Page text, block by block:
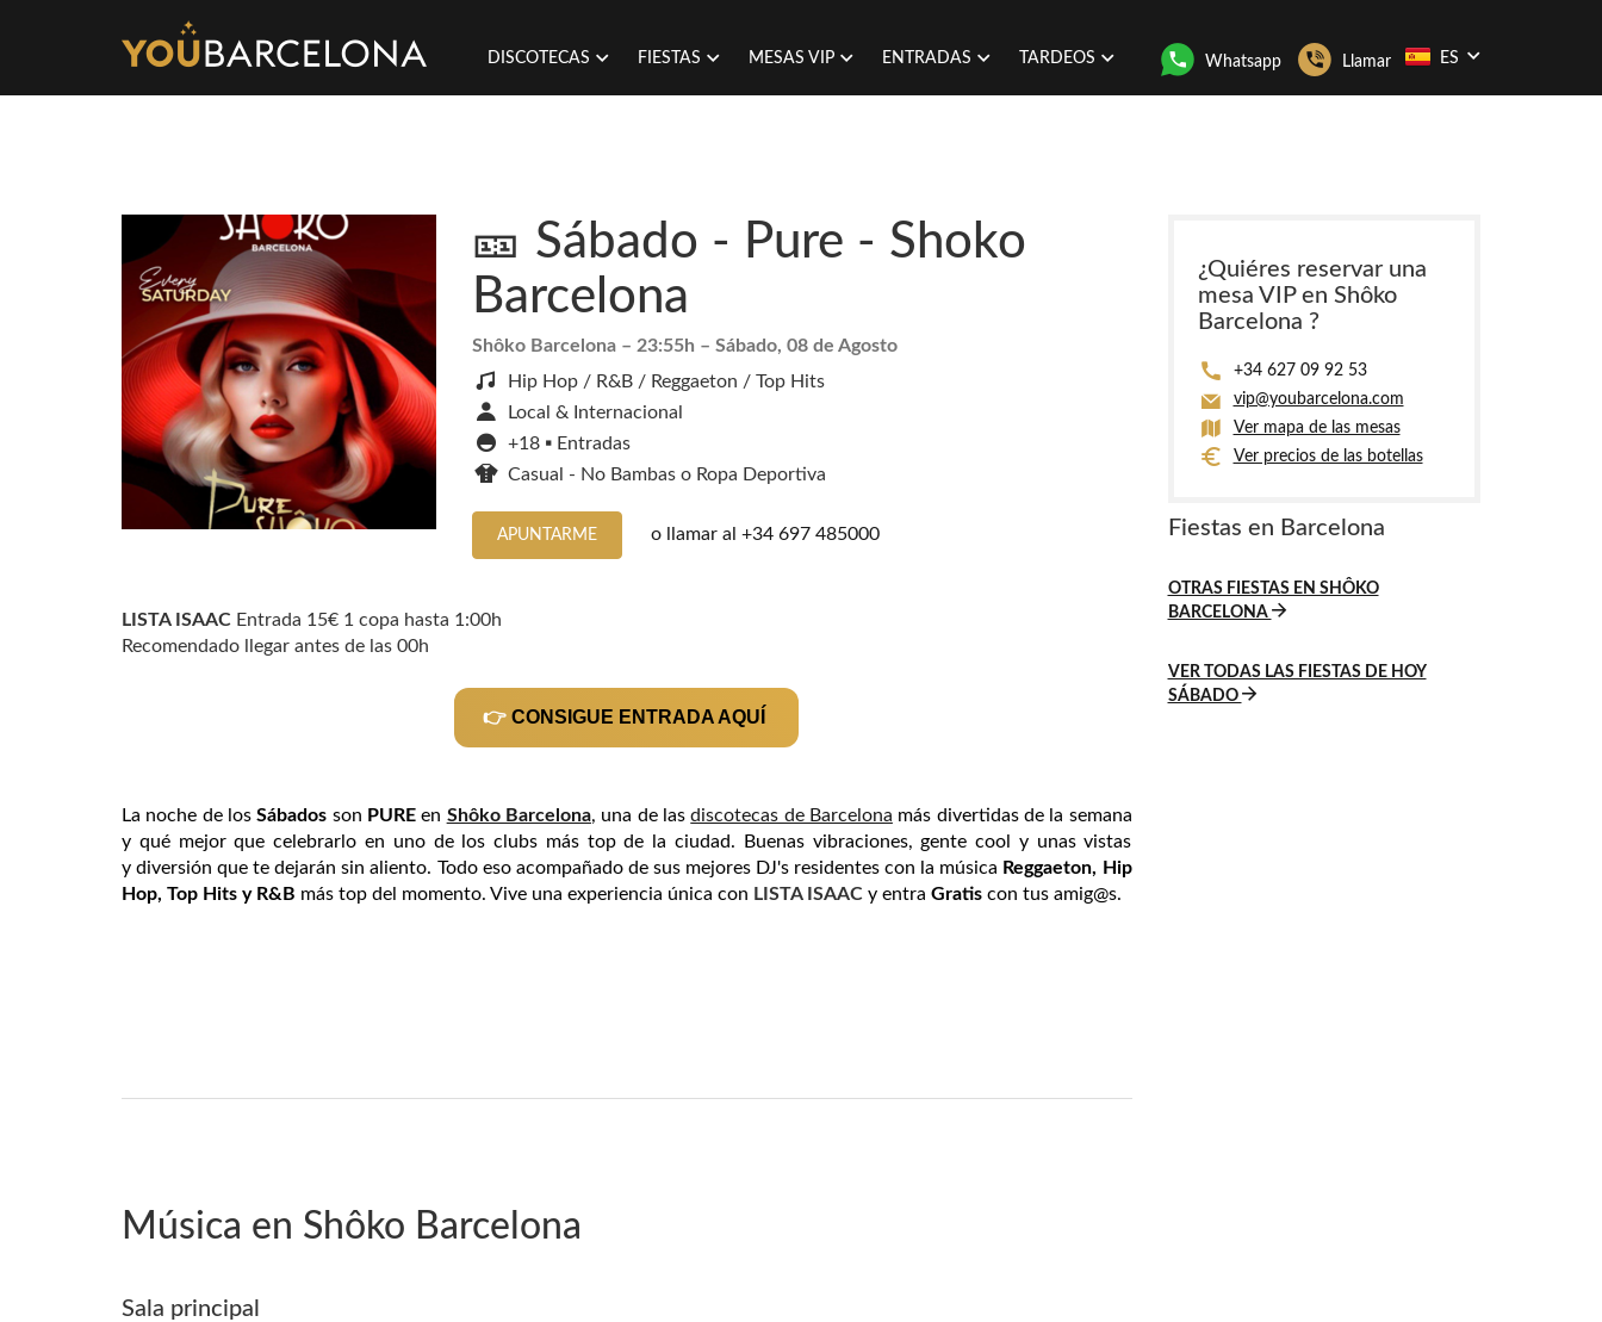
DISCOTECAS FIESTAS MESAS VIP ENTRADAS TARDEOS Whatsapp Llamar ES
🎫 Sábado - Pure - Shoko
Barcelona
Shôko Barcelona – 23:55h – Sábado, 08 de Agosto
Hip Hop / R&B / Reggaeton / Top Hits
Local & Internacional
+18 ▪️ Entradas
Casual - No Bambas o Ropa Deportiva
APUNTARME o llamar al +34 697 485000
LISTA ISAAC Entrada 15€ 1 copa hasta 1:00h
Recomendado llegar antes de las 00h
👉CONSIGUE ENTRADA AQUÍ
La noche de losSábados son PUREen Shôko Barcelona, una de lasdiscotecas de Barcelona más divertidas de la semana
y qué mejor que celebrarlo en uno de los clubs más top de la ciudad. Buenas vibraciones, gente cool y unas vistas
y diversión que te dejarán sin aliento. Todo eso acompañado de sus mejores DJ's residentes con la música Reggaeton, Hip
Hop, Top Hits y R&B más top del momento. Vive una experiencia única con LISTA ISAAC y entra Gratis con tus amig@s.
Música en Shôko Barcelona
Sala principal
¿Quiéres reservar una
mesa VIP en Shôko
Barcelona ?
+34 627 09 92 53
vip@youbarcelona.com
Ver mapa de las mesas
Ver precios de las botellas
Fiestas en Barcelona
OTRAS FIESTAS EN SHÔKO
BARCELONA
VER TODAS LAS FIESTAS DE HOY
SÁBADO